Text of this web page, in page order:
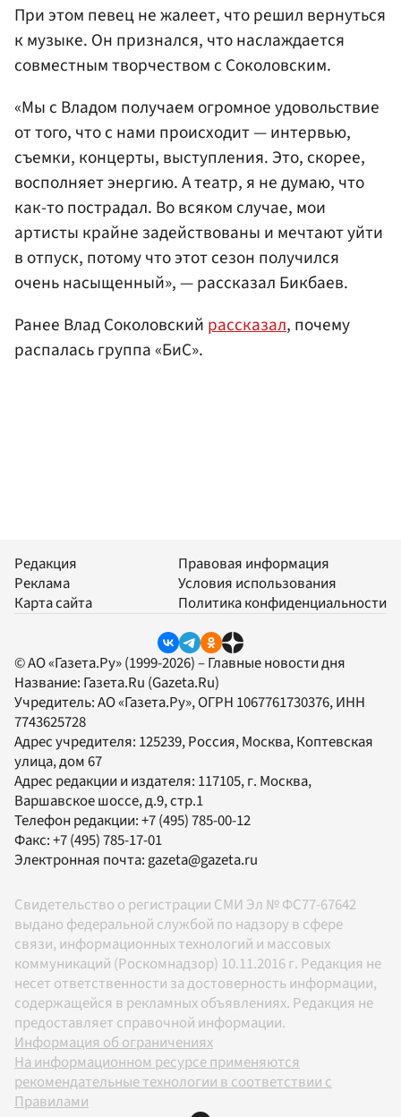
При этом певец не жалеет, что решил вернуться
к музыке. Он признался, что наслаждается
совместным творчеством с Соколовским.
«Мы с Владом получаем огромное удовольствие
от того, что с нами происходит — интервью,
съемки, концерты, выступления. Это, скорее,
восполняет энергию. А театр, я не думаю, что
как-то пострадал. Во всяком случае, мои
артисты крайне задействованы и мечтают уйти
в отпуск, потому что этот сезон получился
очень насыщенный», — рассказал Бикбаев.
Ранее Влад Соколовский рассказал, почему
распалась группа «БиС».
Редакция
Реклама
Карта сайта
Правовая информация
Условия использования
Политика конфиденциальности
© АО «Газета.Ру» (1999-2026) – Главные новости дня
Название: Газета.Ru (Gazeta.Ru)
Учредитель:АО «Газета.Ру», ОГРН 1067761730376, ИНН
7743625728
Адрес учредителя: 125239, Россия, Москва, Коптевская
улица, дом 67
Адрес редакции и издателя: 117105, г. Москва,
Варшавское шоссе, д.9, стр.1
Телефон редакции:+7 (495) 785-00-12
Факс:+7 (495) 785-17-01
Электронная почта: gazeta@gazeta.ru
Свидетельство о регистрации СМИ Эл № ФС77-67642
выдано федеральной службой по надзору в сфере
связи, информационных технологий и массовых
коммуникаций (Роскомнадзор) 10.11.2016 г. Редакция не
несет ответственности за достоверность информации,
содержащейся в рекламных объявлениях. Редакция не
предоставляет справочной информации.
Информация об ограничениях
На информационном ресурсе применяются
рекомендательные технологии в соответствии с
Правилами